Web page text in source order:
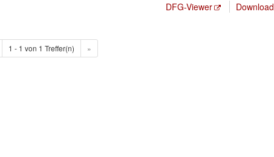
DFG-Viewer Download
1 - 1 von 1 Treffer(n) »